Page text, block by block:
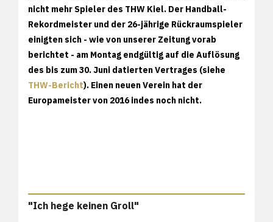
nicht mehr Spieler des THW Kiel. Der Handball-
Rekordmeister und der 26-jährige Rückraumspieler
einigten sich - wie von unserer Zeitung vorab
berichtet - am Montag endgültig auf die Auflösung
des bis zum 30. Juni datierten Vertrages (siehe
THW-Bericht). Einen neuen Verein hat der
Europameister von 2016 indes noch nicht.
"Ich hege keinen Groll"